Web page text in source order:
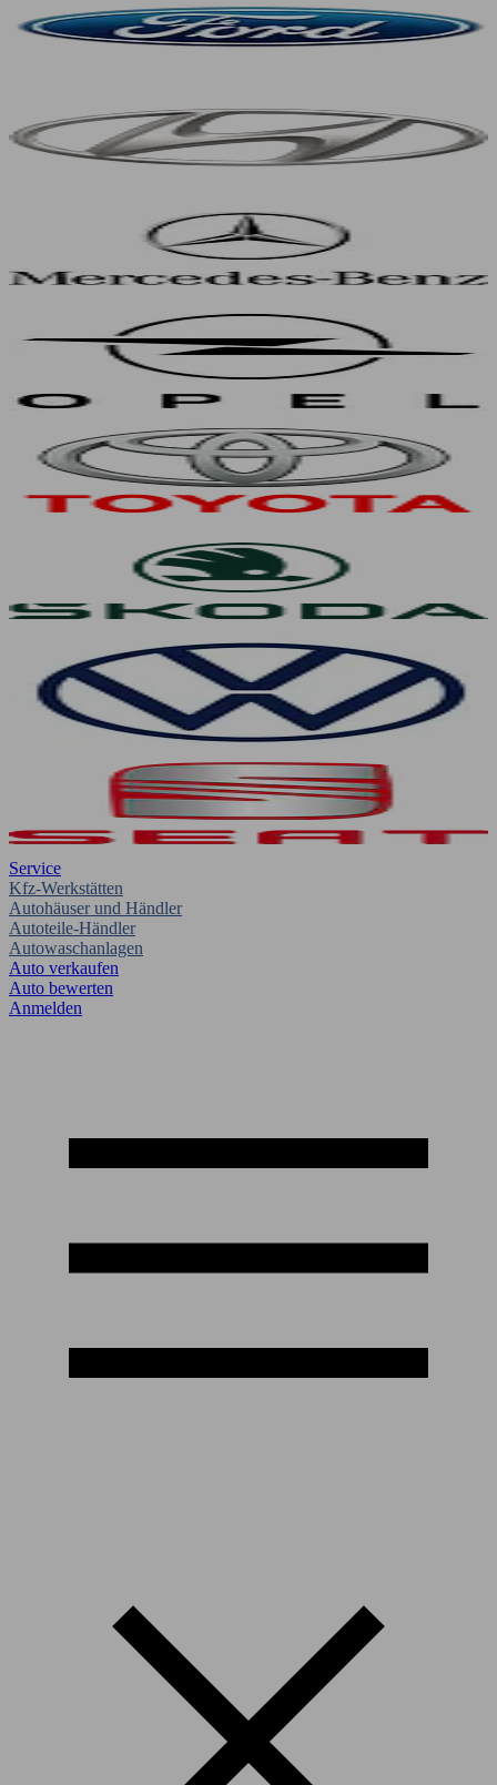
Service
Kfz-Werkstätten
Autohäuser und Händler
Autoteile-Händler
Autowaschanlagen
Auto verkaufen
Auto bewerten
Anmelden